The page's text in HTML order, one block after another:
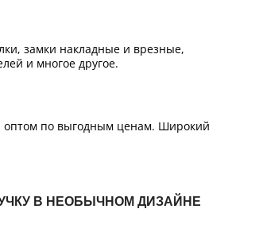
замки накладные и врезные,
и многое другое.
оптом по выгодным ценам. Широкий
В НЕОБЫЧНОМ ДИЗАЙНЕ